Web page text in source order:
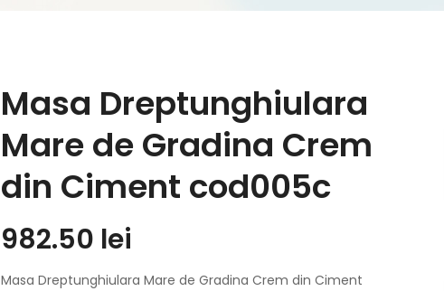
Masa Dreptunghiulara
Mare de Gradina Crem
din Ciment cod005c
982.50 lei
Masa Dreptunghiulara Mare de Gradina Crem din Ciment